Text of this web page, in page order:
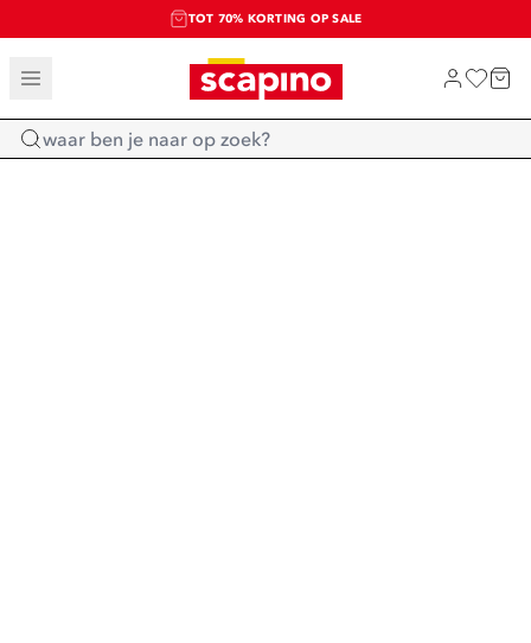
TOT 70% KORTING OP SALE
SALE: LAATSTE KANS!
SHOP NIEUW
Home